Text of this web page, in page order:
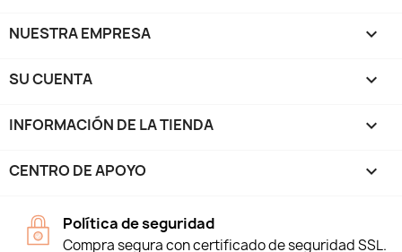
NUESTRA EMPRESA 
SU CUENTA 
INFORMACIÓN DE LA TIENDA keyboard_arrow_down
CENTRO DE APOYO 
Política de seguridad
Compra segura con certificado de seguridad SSL.